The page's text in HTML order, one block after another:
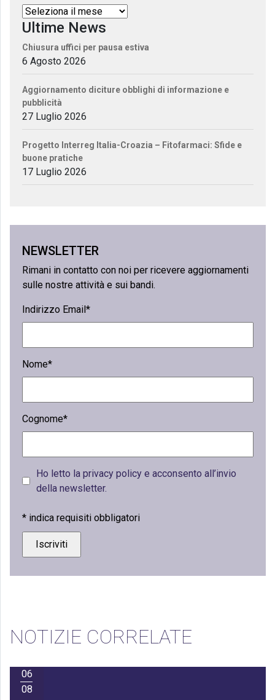
Ultime News
Chiusura uffici per pausa estiva
6 Agosto 2026
Aggiornamento diciture obblighi di informazione e
pubblicità
27 Luglio 2026
Progetto Interreg Italia-Croazia – Fitofarmaci: Sfide e
buone pratiche
17 Luglio 2026
NEWSLETTER
Rimani in contatto con noi per ricevere aggiornamenti
sulle nostre attività e sui bandi.
Indirizzo Email*
Nome*
Cognome*
Ho letto la privacy policy e acconsento all’invio
della newsletter.
* indica requisiti obbligatori
NOTIZIE CORRELATE
06
08